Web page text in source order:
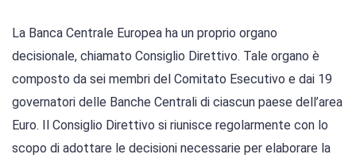
La Banca Centrale Europea ha un proprio organo
decisionale, chiamato Consiglio Direttivo. Tale organo è
composto da sei membri del Comitato Esecutivo e dai 19
governatori delle Banche Centrali di ciascun paese dell’area
Euro. Il Consiglio Direttivo si riunisce regolarmente con lo
scopo di adottare le decisioni necessarie per elaborare la